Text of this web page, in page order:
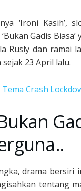
‘Ironi Kasih’,
Gadis
Rusly dan ramai
23 April lalu.
Crash
drama bersiri
tentang